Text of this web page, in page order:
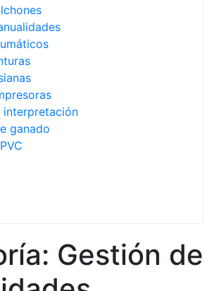
interpretación
ganado
Gestión de